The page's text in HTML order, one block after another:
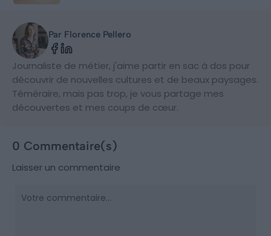
Par Florence Pellero
Journaliste de métier, j'aime partir en sac à dos pour
découvrir de nouvelles cultures et de beaux paysages.
Téméraire, mais pas trop, je vous partage mes
découvertes et mes coups de cœur.
0 Commentaire(s)
Laisser un commentaire